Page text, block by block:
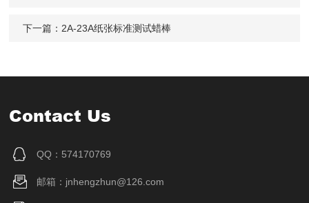
下一篇： 2A-23A纸张标准测试蜡棒
Contact Us
QQ：574170769
邮箱：jnhengzhun@126.com